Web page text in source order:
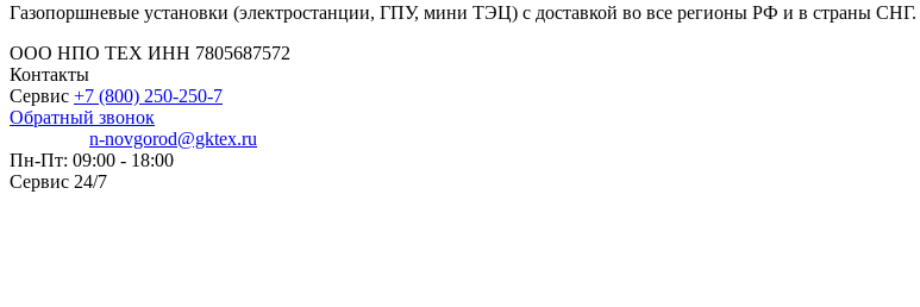
Газопоршневые установки (электростанции, ГПУ, мини ТЭЦ) с доставкой во все регионы РФ и в страны СНГ.
ООО НПО ТЕХ ИНН 7805687572
Контакты
Сервис +7 (800) 250-250-7
Обратный звонок
n-novgorod@gktex.ru
Пн-Пт: 09:00 - 18:00
Сервис 24/7